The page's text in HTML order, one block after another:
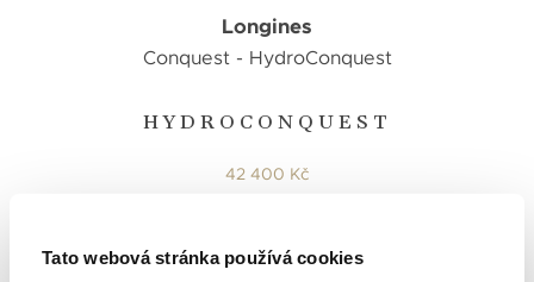
Tato webová stránka používá cookies
HYDROCONQUEST
Longines
Conquest - HydroConquest
42 400 Kč